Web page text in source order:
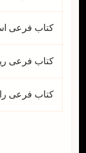
کتاب فرعی
کتاب فرعی
کتاب فرعی